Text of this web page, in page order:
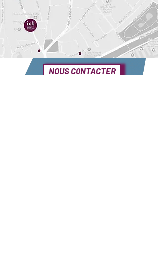
NOUS CONTACTER